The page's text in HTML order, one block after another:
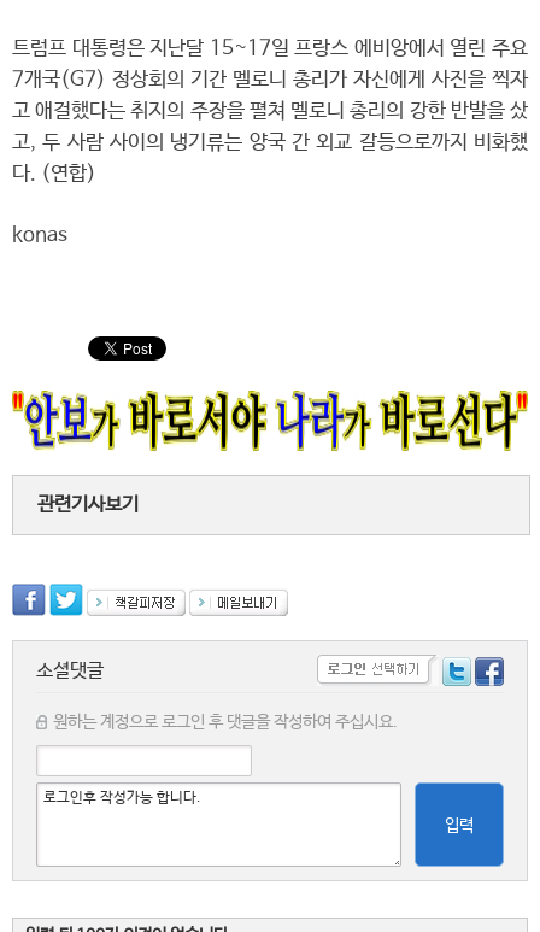
트럼프 대통령은 지난달 15~17일 프랑스 에비앙에서 열린 주요
7개국(G7) 정상회의 기간 멜로니 총리가 자신에게 사진을 찍자
고 애걸했다는 취지의 주장을 펼쳐 멜로니 총리의 강한 반발을 샀
고, 두 사람 사이의 냉기류는 양국 간 외교 갈등으로까지 비화했
다. (연합)
konas
관련기사보기
소셜댓글
원하는 계정으로 로그인 후 댓글을 작성하여 주십시요.
입력